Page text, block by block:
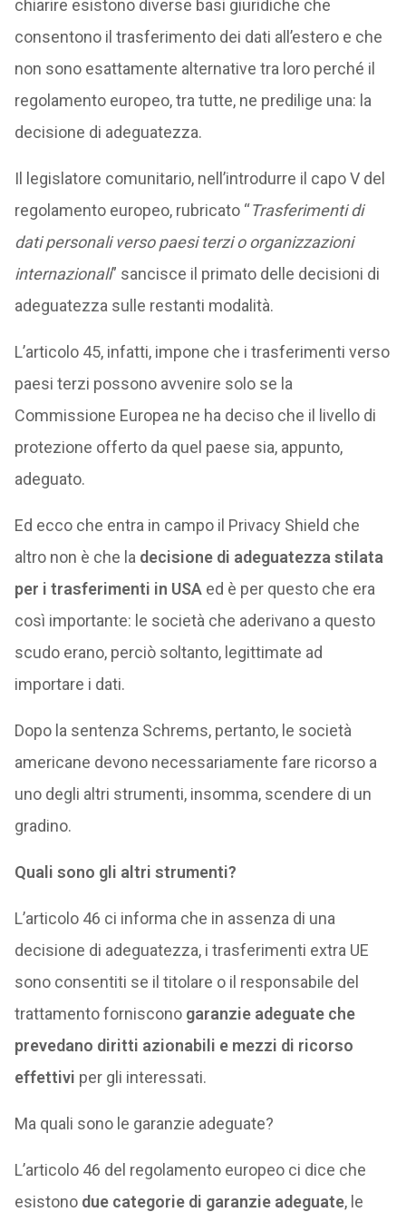
chiarire esistono diverse basi giuridiche che
consentono il trasferimento dei dati all’estero e che
non sono esattamente alternative tra loro perché il
regolamento europeo, tra tutte, ne predilige una: la
decisione di adeguatezza.
Il legislatore comunitario, nell’introdurre il capo V del
regolamento europeo, rubricato “Trasferimenti di
dati personali verso paesi terzi o organizzazioni
internazionali” sancisce il primato delle decisioni di
adeguatezza sulle restanti modalità.
L’articolo 45, infatti, impone che i trasferimenti verso
paesi terzi possono avvenire solo se la
Commissione Europea ne ha deciso che il livello di
protezione offerto da quel paese sia, appunto,
adeguato.
Ed ecco che entra in campo il Privacy Shield che
altro non è che la decisione di adeguatezza stilata
per i trasferimenti in USAed è per questo che era
così importante: le società che aderivano a questo
scudo erano, perciò soltanto, legittimate ad
importare i dati.
Dopo la sentenza Schrems, pertanto, le società
americane devono necessariamente fare ricorso a
uno degli altri strumenti, insomma, scendere di un
gradino.
Quali sono gli altri strumenti?
L’articolo 46 ci informa che in assenza di una
decisione di adeguatezza, i trasferimenti extra UE
sono consentiti se il titolare o il responsabile del
trattamento forniscono garanzie adeguate che
prevedano diritti azionabili e mezzi di ricorso
effettivi per gli interessati.
Ma quali sono le garanzie adeguate?
L’articolo 46 del regolamento europeo ci dice che
esistono due categorie di garanzie adeguate, le